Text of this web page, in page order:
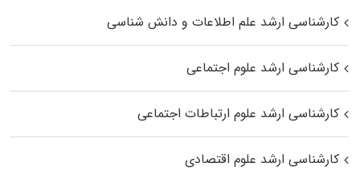
کارشناسی ارشد علم اطلاعات و دانش شناسی
کارشناسی ارشد علوم اجتماعی
کارشناسی ارشد علوم ارتباطات اجتماعی
کارشناسی ارشد علوم اقتصادی